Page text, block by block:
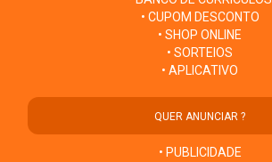
• CUPOM DESCONTO
• SHOP ONLINE
• SORTEIOS
• APLICATIVO
QUER ANUNCIAR ?
• PUBLICIDADE